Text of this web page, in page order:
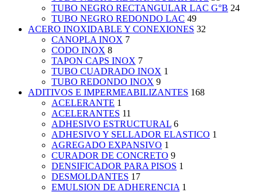
TUBO NEGRO RECTANGULAR LAC G°B 24
TUBO NEGRO REDONDO LAC 49
ACERO INOXIDABLE Y CONEXIONES 32
CANOPLA INOX 7
CODO INOX 8
TAPON CAPS INOX 7
TUBO CUADRADO INOX 1
TUBO REDONDO INOX 9
ADITIVOS E IMPERMEABILIZANTES 168
ACELERANTE 1
ACELERANTES 11
ADHESIVO ESTRUCTURAL 6
ADHESIVO Y SELLADOR ELASTICO 1
AGREGADO EXPANSIVO 1
CURADOR DE CONCRETO 9
DENSIFICADOR PARA PISOS 1
DESMOLDANTES 17
EMULSION DE ADHERENCIA 1